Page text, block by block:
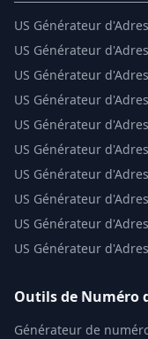
US Générateur
US Générateur
US Générateur
US Générateur
US Générateur
US Générateur
US Générateur
US Générateur
US Générateur
US Générateur
Outils de Numéro
Générateur de